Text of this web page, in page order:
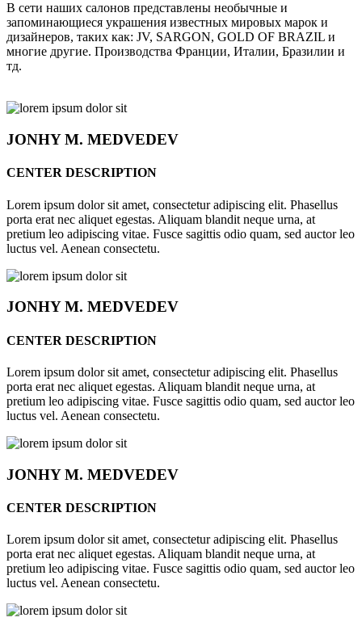
В сети наших салонов представлены необычные и
запоминающиеся украшения известных мировых марок и
дизайнеров, таких как: JV, SARGON, GOLD OF BRAZIL и
многие другие. Производства Франции, Италии, Бразилии и
тд.
JONHYM. MEDVEDEV
CENTER DESCRIPTION
Lorem ipsum dolor sit amet, consectetur adipiscing elit. Phasellus
porta erat nec aliquet egestas. Aliquam blandit neque urna, at
pretium leo adipiscing vitae. Fusce sagittis odio quam, sed auctor leo
luctus vel. Aenean consectetu.
JONHYM. MEDVEDEV
CENTER DESCRIPTION
Lorem ipsum dolor sit amet, consectetur adipiscing elit. Phasellus
porta erat nec aliquet egestas. Aliquam blandit neque urna, at
pretium leo adipiscing vitae. Fusce sagittis odio quam, sed auctor leo
luctus vel. Aenean consectetu.
JONHYM. MEDVEDEV
CENTER DESCRIPTION
Lorem ipsum dolor sit amet, consectetur adipiscing elit. Phasellus
porta erat nec aliquet egestas. Aliquam blandit neque urna, at
pretium leo adipiscing vitae. Fusce sagittis odio quam, sed auctor leo
luctus vel. Aenean consectetu.